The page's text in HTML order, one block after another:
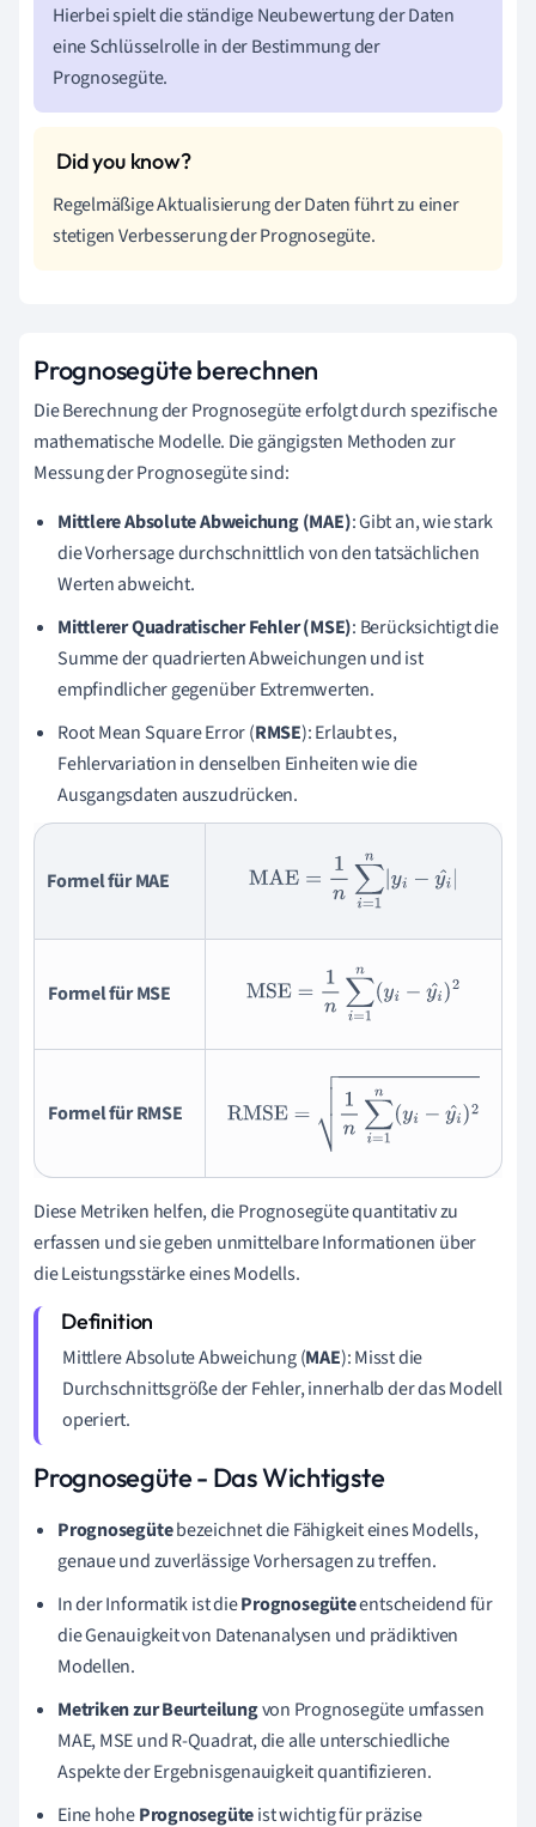
Hierbei spielt die ständige Neubewertung der Daten
eine Schlüsselrolle in der Bestimmung der
Prognosegüte.
Regelmäßige Aktualisierung der Daten führt zu einer
stetigen Verbesserung der Prognosegüte.
Prognosegüte berechnen
Die Berechnung der Prognosegüte erfolgt durch spezifische
mathematische Modelle. Die gängigsten Methoden zur
Messung der Prognosegüte sind:
Mittlere Absolute Abweichung (MAE): Gibt an, wie stark
die Vorhersage durchschnittlich von den tatsächlichen
Werten abweicht.
Mittlerer Quadratischer Fehler (MSE): Berücksichtigt die
Summe der quadrierten Abweichungen und ist
empfindlicher gegenüber Extremwerten.
Root Mean Square Error (RMSE): Erlaubt es,
Fehlervariation in denselben Einheiten wie die
Ausgangsdaten auszudrücken.
Formel für MAE MAE n∑ =1n|y
Formel für MSE MSE n∑ =1n(yi− )2
Formel für RMSE
n ∑i= n(
Diese Metriken helfen, die Prognosegüte quantitativ zu
erfassen und sie geben unmittelbare Informationen über
die Leistungsstärke eines Modells.
Mittlere Absolute Abweichung (MAE): Misst die
Durchschnittsgröße der Fehler, innerhalb der das Modell
operiert.
Prognosegüte - Das Wichtigste
Prognosegütebezeichnet die Fähigkeit eines Modells,
genaue und zuverlässige Vorhersagen zu treffen.
In der Informatik ist diePrognosegüteentscheidend für
die Genauigkeit von Datenanalysen und prädiktiven
Modellen.
Metriken zur Beurteilungvon Prognosegüte umfassen
MAE, MSE und R-Quadrat, die alle unterschiedliche
Aspekte der Ergebnisgenauigkeit quantifizieren.
Eine hohePrognosegüteist wichtig für präzise